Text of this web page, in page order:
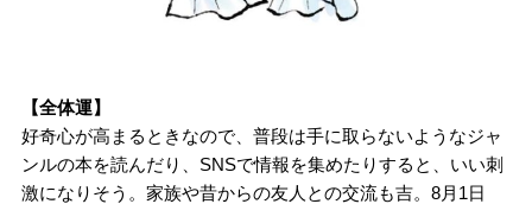
【全体運】
好奇心が高まるときなので、普段は手に取らないようなジャ
ンルの本を読んだり、SNSで情報を集めたりすると、いい刺
激になりそう。家族や昔からの友人との交流も吉。8月1日